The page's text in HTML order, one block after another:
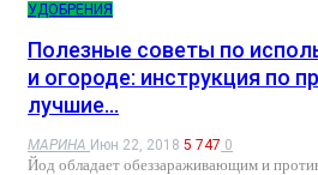
УДОБРЕНИЯ
Полезные советы по
и огороде: инструкция по
лучшие…
МАРИНА Июн 22, 2018 5 747 0
Йод обладает обеззараживающим и